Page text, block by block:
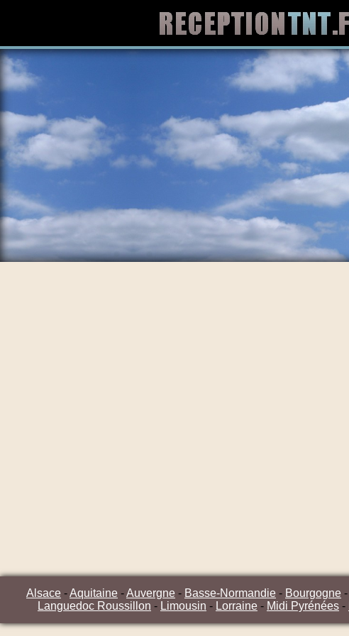
Alsace -Aquitaine -Auvergne - Basse-Normandie - Bourgogne -
Languedoc Roussillon - Limousin - Lorraine - Midi Pyrénées -